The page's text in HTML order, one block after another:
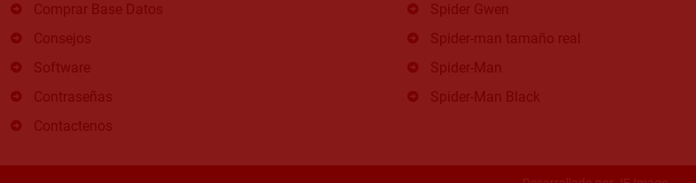
Comprar Base Datos
Consejos
Software
Contraseñas
Contactenos
Spider Gwen
Spider-man tamaño real
Spider-Man
Spider-Man Black